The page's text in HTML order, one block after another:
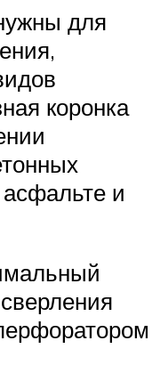
для
коронка
и